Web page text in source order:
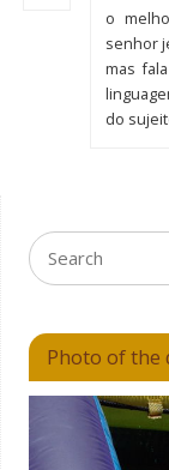
o
senhor
mas
do
Photo of the